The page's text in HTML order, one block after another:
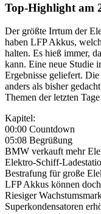
Top-Highlight am
Der größte Irrtum der
haben LFP Akkus,
halten. Es hieß immer,
kann. Eine neue Studie
Ergebnisse geliefert.
anders als bisher
Themen der letzten
Kapitel:
00:00 Countdown
05:08 Begrüßung
BMW verkauft mehr
Elektro-Schiff-
Bestrafung für große
LFP Akkus können
Riesiger
Superkondensatoren